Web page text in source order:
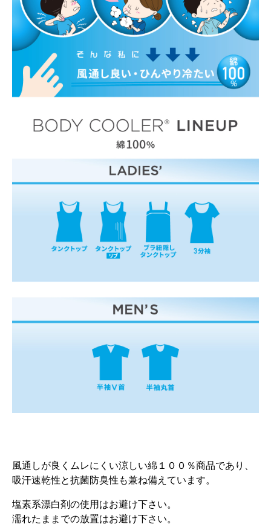
風通しが良くムレにくい涼しい綿１００％商品であり、
吸汗速乾性と抗菌防臭性も兼ね備えています。
塩素系漂白剤の使用はお避け下さい。
濡れたままでの放置はお避け下さい。